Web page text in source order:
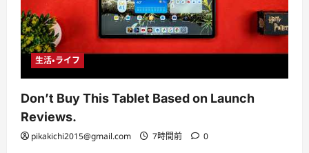
生活・ライフ
Don’t Buy This Tablet Based on Launch
Reviews.
pikakichi2015@gmail.com 7時間前 0